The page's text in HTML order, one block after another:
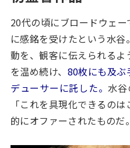
20代の頃にブロードウェ
に感銘を受けたという水
動を、観客に伝えられる
を温め続け、 80枚にも及ぶ
デューサーに託した。水
「これを具現化できるの
的にオファーされたものだ。